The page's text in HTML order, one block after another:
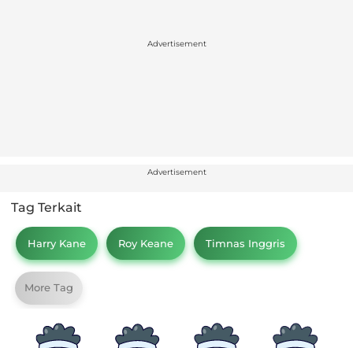
Advertisement
Advertisement
Tag Terkait
Harry Kane Roy Keane Timnas Inggris
More Tag